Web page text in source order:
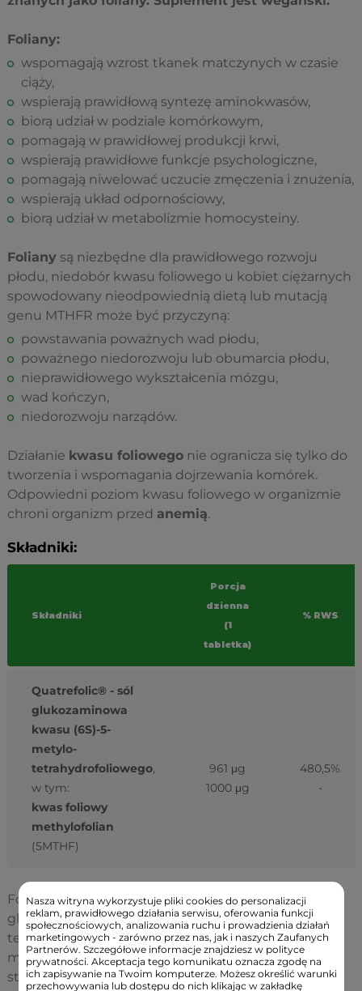
Foliany:
wspomagają wzrost tkanek matczynych w czasie
ciąży,
wspierają prawidłową syntezę aminokwasów,
biorą udział w podziale komórkowym,
pomagają w prawidłowej produkcji krwi,
wspierają prawidłowe funkcje psychologiczne,
pomagają niwelować uczucie zmęczenia i znużenia,
wspierają układ odpornościowy,
biorą udział w metabolizmie homocysteiny.
Foliany są niezbędne dla prawidłowego rozwoju
płodu, niedobór kwasu foliowego u kobiet ciężarnych
spowodowany nieodpowiednią dietą lub mutacją
genu MTHFR może być przyczyną:
powstawania poważnych wad płodu,
poważnego niedorozwoju lub obumarcia płodu,
nieprawidłowego wykształcenia mózgu,
wad kończyn,
niedorozwoju narządów.
Działanie kwasu foliowego nie ogranicza się tylko do
tworzenia i wspomagania dojrzewania komórek.
Odpowiedni poziom kwasu foliowego w organizmie
chroni organizm przed anemią.
Składniki:
Składniki
Porcja
dzienna
(1
tabletka)
% RWS
Quatrefolic® - sól
glukozaminowa
kwasu (6S)-5-
metylo-
tetrahydrofoliowego,
w tym:
kwas foliowy
methylofolian
(5MTHF)
961 μg
1000 μg
480,5%
-
Forma chemiczna kwasu foliowego: sól
glukozaminowa kwasu (6S)-5-metylo-
tetrahydrofoliowego; subst. wypełniająca: celuloza
mikrokrystaliczna; subst. przeciwzbrylająca: kwas
stearynowy, tlenek krzemu.
Nasza witryna wykorzystuje pliki cookies do personalizacji
reklam, prawidłowego działania serwisu, oferowania funkcji
społecznościowych, analizowania ruchu i prowadzienia działań
marketingowych - zarówno przez nas, jak i naszych Zaufanych
Partnerów. Szczegółowe informacje znajdziesz w polityce
prywatności. Akceptacja tego komunikatu oznacza zgodę na
ich zapisywanie na Twoim komputerze. Możesz określić warunki
przechowywania lub dostępu do nich klikając w zakładkę